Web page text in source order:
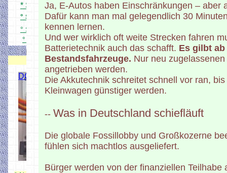
* Schnell mal testen
° Simpel DCC Booster
° Simpel DCC Bremsgenerator
° Simpel DCC ZentraleGehäuse
DCC Decoder
DCC Servo Schaltdecoder
Ja, E-Autos haben Einschränkungen – aber
Dafür kann man mal gelegendlich 30
kennen lernen.
Und wer wirklich oft weite Strecken fahren
Batterietechnik auch das schafft. Es gilbt
Bestandsfahrzeuge. Nur neu
angetrieben werden.
Die Akkutechnik schreitet schnell vor ran,
Kleinwagen günstiger werden.
-- Was in Deutschland schiefläuft
Die globale Fossillobby und Großkozerne
fühlen sich machtlos ausgeliefert.
Bürger werden von der finanziellen